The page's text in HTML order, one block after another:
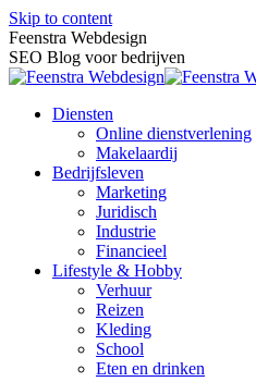
Skip to content
Feenstra Webdesign
SEO Blog voor bedrijven
Diensten
Online dienstverlening
Makelaardij
Bedrijfsleven
Marketing
Juridisch
Industrie
Financieel
Lifestyle & Hobby
Verhuur
Reizen
Kleding
School
Eten en drinken